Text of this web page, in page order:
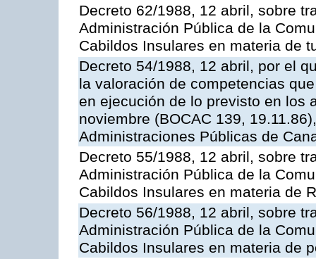
Decreto 62/1988, 12 abril, sobre
Administración Pública de la
Cabildos Insulares en materia de
Decreto 54/1988, 12 abril, por el
la valoración de competencias
en ejecución de lo previsto en los
noviembre (BOCAC 139,
Administraciones Públicas de
Decreto 55/1988, 12 abril, sobre
Administración Pública de la
Cabildos Insulares en materia de
Decreto 56/1988, 12 abril, sobre
Administración Pública de la
Cabildos Insulares en materia de